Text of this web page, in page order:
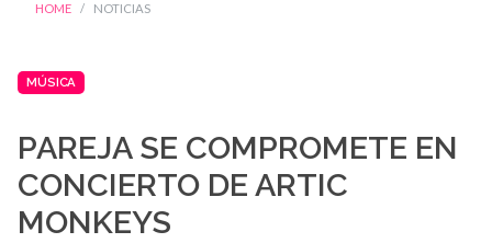
HOME NOTICIAS
MÚSICA
PAREJA SE COMPROMETE EN
CONCIERTO DE ARTIC
MONKEYS